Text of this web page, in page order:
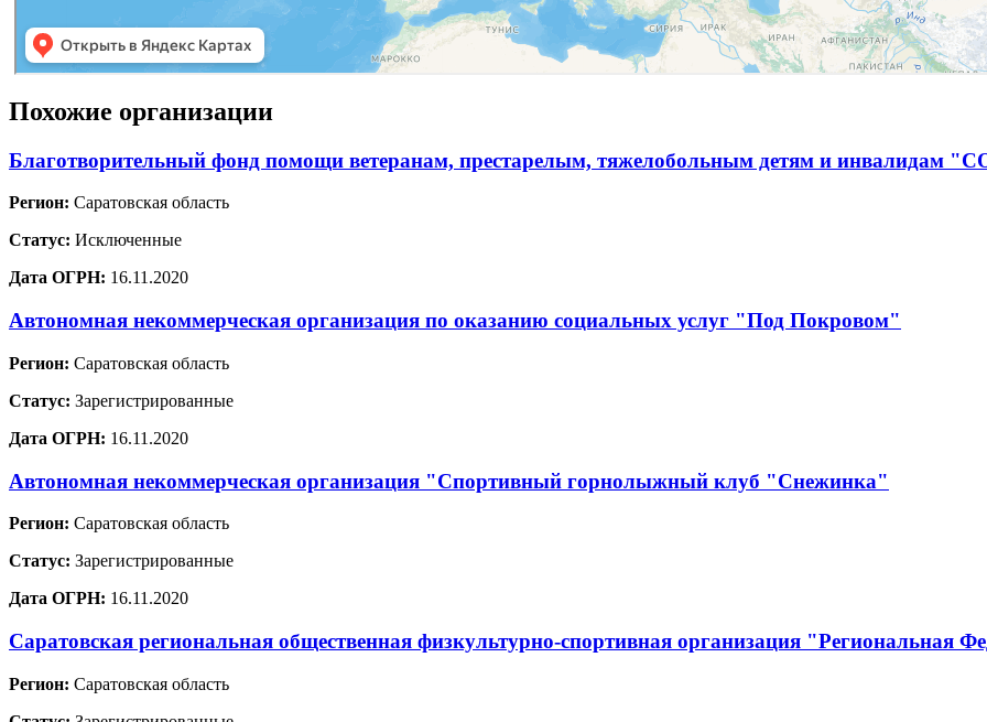
Похожие организации
Благотворительный фонд помощи ветеранам, престарелым, тяжелобольным детям и инвалидам
Регион: Саратовская область
Статус: Исключенные
Дата ОГРН: 16.11.2020
Автономная некоммерческая организация по оказанию социальных услуг "Под Покровом"
Регион: Саратовская область
Статус: Зарегистрированные
Дата ОГРН: 16.11.2020
Автономная некоммерческая организация "Спортивный горнолыжный клуб "Снежинка"
Регион: Саратовская область
Статус: Зарегистрированные
Дата ОГРН: 16.11.2020
Саратовская региональная общественная физкультурно-спортивная организация "Региональная
Регион: Саратовская область